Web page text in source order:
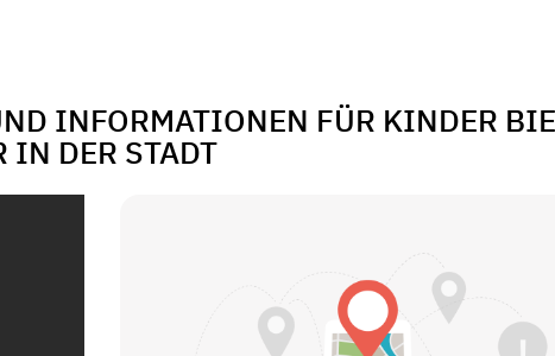
INFORMATIONEN FÜR KINDER
IN DER STADT